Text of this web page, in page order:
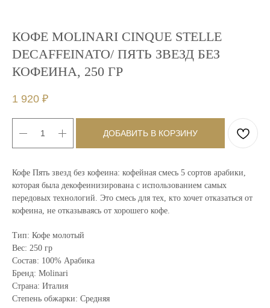
КОФЕ MOLINARI CINQUE STELLE
DECAFFEINATO/ ПЯТЬ ЗВЕЗД БЕЗ
КОФЕИНА, 250 ГР
1 920 ₽
ДОБАВИТЬ В КОРЗИНУ
Кофе Пять звезд без кофеина: кофейная смесь 5 сортов арабики,
которая была декофеинизирована с использованием самых
передовых технологий. Это смесь для тех, кто хочет отказаться от
кофеина, не отказываясь от хорошего кофе.
Тип: Кофе молотый
Вес: 250 гр
Состав: 100% Арабика
Бренд: Molinari
Страна: Италия
Степень обжарки: Средняя